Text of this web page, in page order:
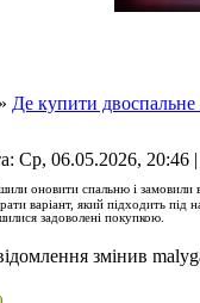
» Де купити двоспальне
Ср, 06.05.2026, 20:46
оновити спальню і замовили
варіант, який підходить
задоволені покупкою.
змінив